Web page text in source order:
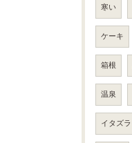
寒い
ケーキ
箱根
温泉
イタズラ